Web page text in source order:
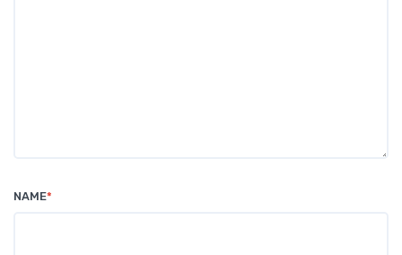
NAME*